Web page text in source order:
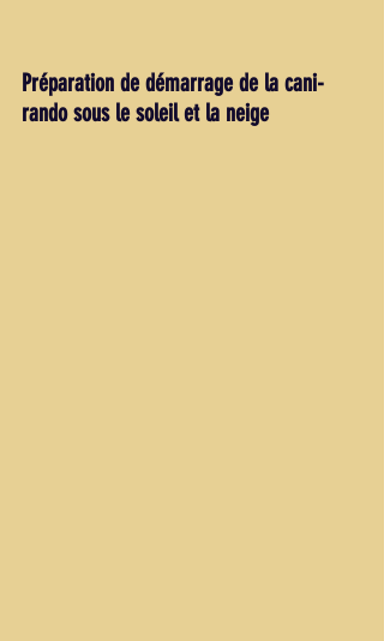
Préparation de démarrage de la cani-
rando sous le soleil et la neige